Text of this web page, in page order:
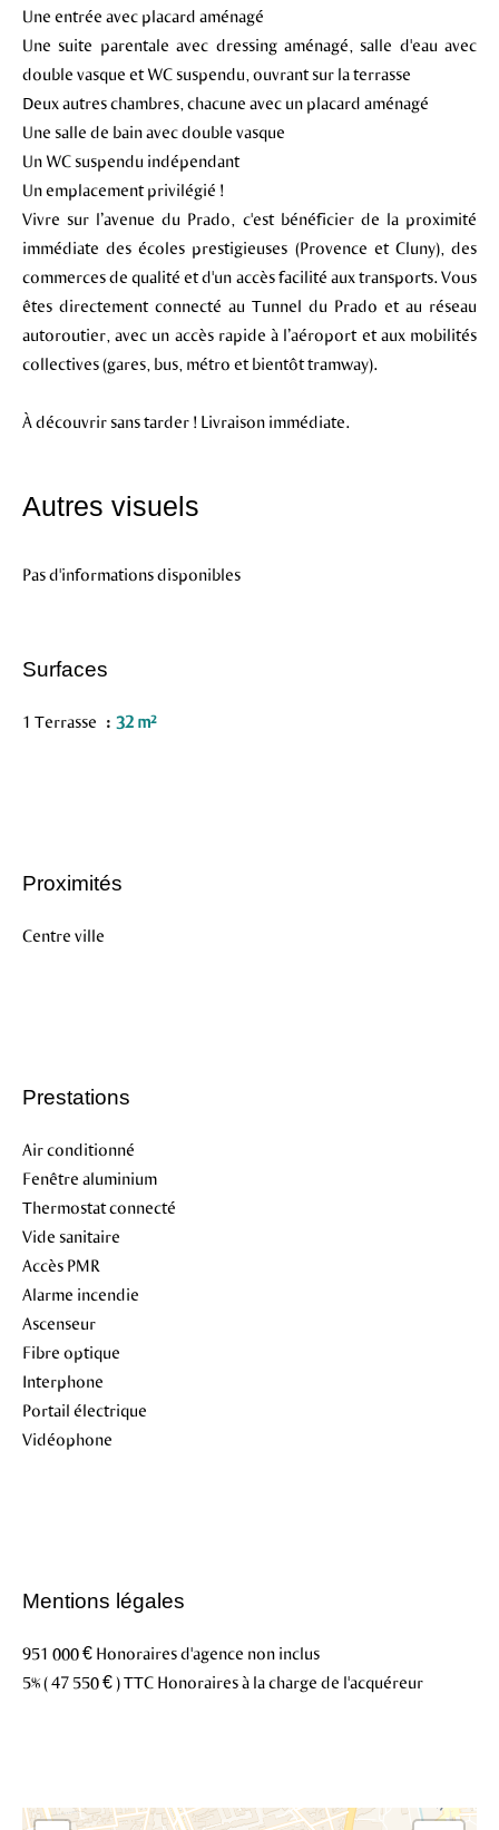
Une entrée avec placard aménagé
Une suite parentale avec dressing aménagé, salle d'eau avec
double vasque et WC suspendu, ouvrant sur la terrasse
Deux autres chambres, chacune avec un placard aménagé
Une salle de bain avec double vasque
Un WC suspendu indépendant
Un emplacement privilégié !
Vivre sur l’avenue du Prado, c'est bénéficier de la proximité
immédiate des écoles prestigieuses (Provence et Cluny), des
commerces de qualité et d'un accès facilité aux transports. Vous
êtes directement connecté au Tunnel du Prado et au réseau
autoroutier, avec un accès rapide à l’aéroport et aux mobilités
collectives (gares, bus, métro et bientôt tramway).
À découvrir sans tarder ! Livraison immédiate.
Autres visuels
Pas d'informations disponibles
Surfaces
1 Terrasse 32 m²
Proximités
Centre ville
Prestations
Air conditionné
Fenêtre aluminium
Thermostat connecté
Vide sanitaire
Accès PMR
Alarme incendie
Ascenseur
Fibre optique
Interphone
Portail électrique
Vidéophone
Mentions légales
951 000 € Honoraires d'agence non inclus
5% ( 47 550 € ) TTC Honoraires à la charge de l'acquéreur